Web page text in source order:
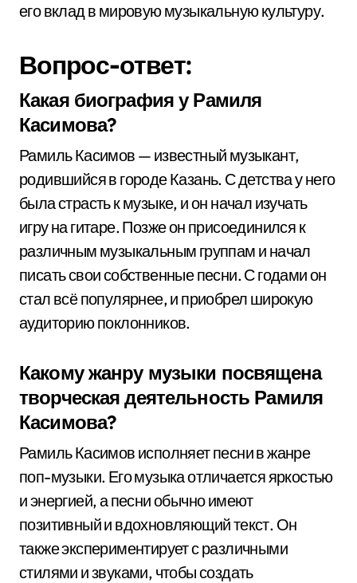
его вклад в мировую музыкальную культуру.
Вопрос-ответ:
Какая биография у Рамиля
Касимова?
Рамиль Касимов — известный музыкант,
родившийся в городе Казань. С детства у него
была страсть к музыке, и он начал изучать
игру на гитаре. Позже он присоединился к
различным музыкальным группам и начал
писать свои собственные песни. С годами он
стал всё популярнее, и приобрел широкую
аудиторию поклонников.
Какому жанру музыки посвящена
творческая деятельность Рамиля
Касимова?
Рамиль Касимов исполняет песни в жанре
поп-музыки. Его музыка отличается яркостью
и энергией, а песни обычно имеют
позитивный и вдохновляющий текст. Он
также экспериментирует с различными
стилями и звуками, чтобы создать